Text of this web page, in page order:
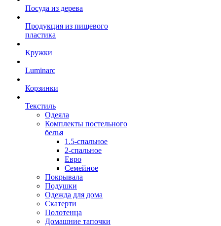
Посуда из дерева
Продукция из пищевого
пластика
Кружки
Luminarc
Корзинки
Текстиль
Одеяла
Комплекты постельного
белья
1.5-спальное
2-спальное
Евро
Семейное
Покрывала
Подушки
Одежда для дома
Скатерти
Полотенца
Домашние тапочки